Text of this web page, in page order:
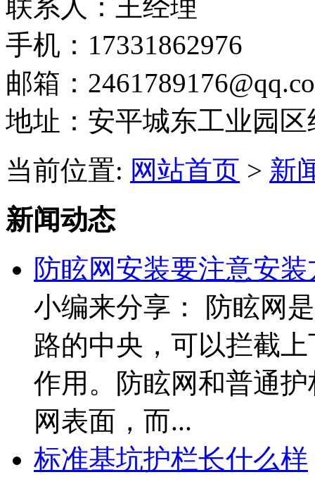
联系人：王经理
手机：17331862976
邮箱：
地址：安平城东工业园区
当前位置: 网站首页 > 新
新闻动态
防眩网安装要注意安
小编来分享： 防眩网
路的中央，可以拦截
作用。防眩网和普通
网表面，而...
标准基坑护栏长什么样